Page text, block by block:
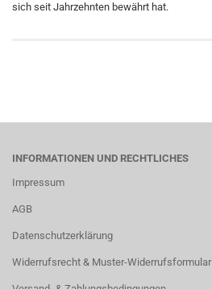
sich seit Jahrzehnten bewährt hat.
INFORMATIONEN UND RECHTLICHES
Impressum
AGB
Datenschutzerklärung
Widerrufsrecht & Muster-Widerrufsformular